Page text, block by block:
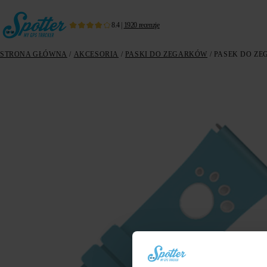
8.4| 1920 recenzje
STRONA GŁÓWNA / AKCESORIA / PASKI DO ZEGARKÓW / PASEK DO